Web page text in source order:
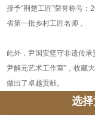
授予“荆楚工匠”荣誉称号；
省第一批乡村工匠名师 。
此外，尹国安坚守非遗传
尹解元艺术工作室”，收藏
做出了卓越贡献。
选